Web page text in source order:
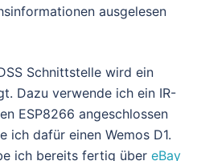
ausgelesen
Schnittstelle wird ein
Dazu verwende ich ein IR-
ESP8266 angeschlossen
ich dafür einen Wemos D1.
ich bereits fertig über eBay